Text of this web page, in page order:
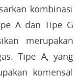
kombinasi
A dan Tipe G
merupakan
Tipe A, yang
komensal